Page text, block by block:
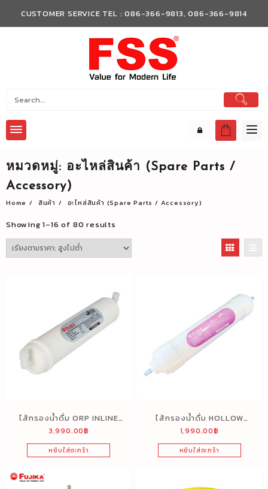
content
CUSTOMER SERVICE TEL : 086-366-9813, 086-366-9814
หมวดหมู่: อะไหล่สินค้า (Spare Parts /
Accessory)
Home สินค้า อะไหล่สินค้า (Spare Parts / Accessory)
Showing 1–16 of 80 results
ไส้กรองน้ำดื่ม ORP INLINE
12″
3,990.00฿
หยิบใส่ตะกร้า
ไส้กรองน้ำดื่ม HOLLOW
FIBER INLINE 12″
1,990.00฿
หยิบใส่ตะกร้า